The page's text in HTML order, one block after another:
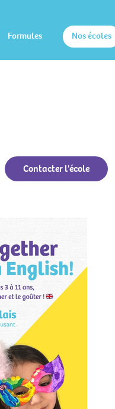
Formules Nos écoles
Contacter l'école